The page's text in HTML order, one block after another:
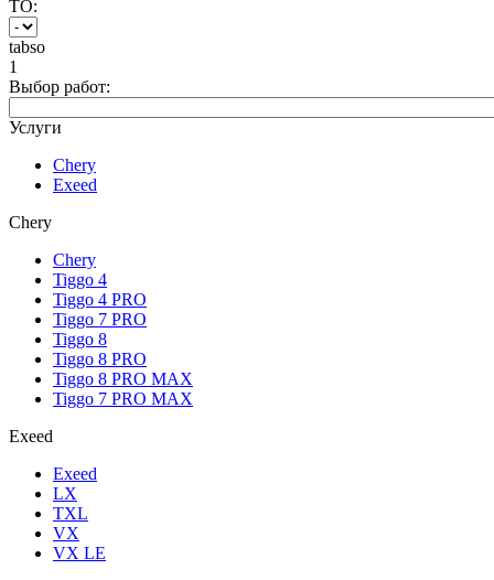
ТО:
tabso
1
Выбор работ:
Услуги
Chery
Exeed
Chery
Chery
Tiggo 4
Tiggo 4 PRO
Tiggo 7 PRO
Tiggo 8
Tiggo 8 PRO
Tiggo 8 PRO MAX
Tiggo 7 PRO MAX
Exeed
Exeed
LX
TXL
VX
VX LE